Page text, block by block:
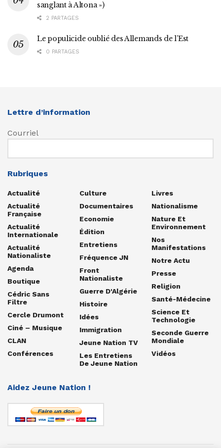
sanglant à Altona »)
2 PARTAGES
Le populicide oublié des Allemands de l’Est
0 PARTAGES
Lettre d’information
Courriel
Rubriques
Actualité
Actualité
Française
Actualité
Internationale
Actualité
Nationaliste
Agenda
Boutique
Cédric Sans
Filtre
Cercle Drumont
Ciné – Musique
CLAN
Conférences
Culture
Documentaires
Economie
Édition
Entretiens
Fréquence JN
Front
Nationaliste
Guerre D'Algérie
Histoire
Idées
Immigration
Jeune Nation TV
Les Entretiens
De Jeune Nation
Livres
Nationalisme
Nature Et
Environnement
Nos
Manifestations
Notre Actu
Presse
Religion
Santé-Médecine
Science Et
Technologie
Seconde Guerre
Mondiale
Vidéos
Aidez Jeune Nation !